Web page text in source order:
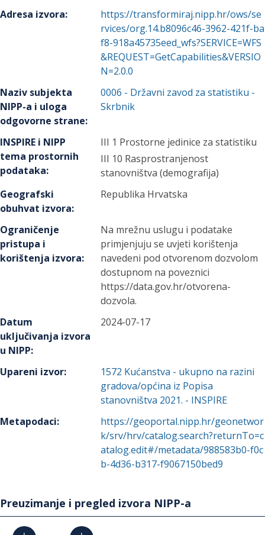
Adresa izvora:
https://transformiraj.nipp.hr/ows/se
rvices/org.14.b8096c46-3962-421f-ba
f8-918a45735eed_wfs?SERVICE=WFS
&REQUEST=GetCapabilities&VERSIO
N=2.0.0
Naziv subjekta
NIPP-a i uloga
odgovorne strane:
0006 - Državni zavod za statistiku -
Skrbnik
INSPIRE i NIPP
tema prostornih
podataka:
III 1 Prostorne jedinice za statistiku
III 10 Rasprostranjenost
stanovništva (demografija)
Geografski
obuhvat izvora:
Republika Hrvatska
Ograničenje
pristupa i
korištenja izvora:
Na mrežnu uslugu i podatake
primjenjuju se uvjeti korištenja
navedeni pod otvorenom dozvolom
dostupnom na poveznici
https://data.gov.hr/otvorena-
dozvola.
Datum
uključivanja izvora
u NIPP:
2024-07-17
Upareni izvor: 1572 Kućanstva - ukupno na razini
gradova/općina iz Popisa
stanovništva 2021. - INSPIRE
Metapodaci:
https://geoportal.nipp.hr/geonetwor
k/srv/hrv/catalog.search?returnTo=c
atalog.edit#/metadata/988583b0-f0c
b-4d36-b317-f9067150bed9
Preuzimanje i pregled izvora NIPP-a